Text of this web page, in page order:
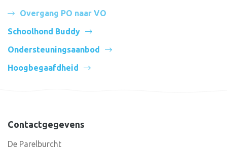
Overgang PO naar VO
Schoolhond Buddy
Ondersteuningsaanbod
Hoogbegaafdheid
Contactgegevens
De Parelburcht